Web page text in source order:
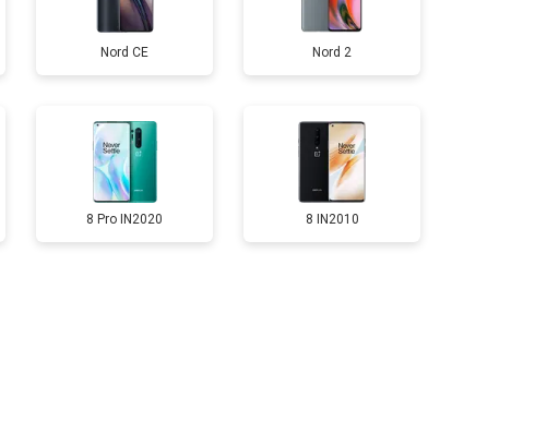
от 3200 ₽ Заказать
от 1400 ₽ Заказать
Nord CE Nord 2
8 Pro IN2020 8 IN2010